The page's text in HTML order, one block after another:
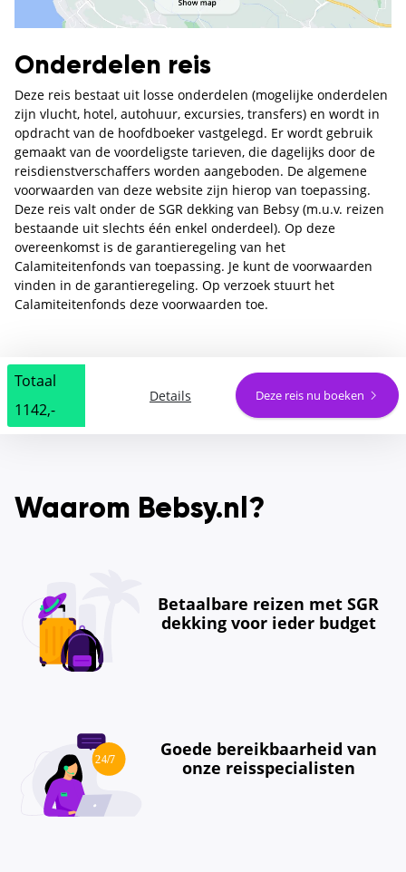
Onderdelen reis
Deze reis bestaat uit losse onderdelen (mogelijke onderdelen
zijn vlucht, hotel, autohuur, excursies, transfers) en wordt in
opdracht van de hoofdboeker vastgelegd. Er wordt gebruik
gemaakt van de voordeligste tarieven, die dagelijks door de
reisdienstverschaffers worden aangeboden. De algemene
voorwaarden van deze website zijn hierop van toepassing.
Deze reis valt onder de SGR dekking van Bebsy (m.u.v. reizen
bestaande uit slechts één enkel onderdeel). Op deze
overeenkomst is de garantieregeling van het
Calamiteitenfonds van toepassing. Je kunt de voorwaarden
vinden in de garantieregeling. Op verzoek stuurt het
Calamiteitenfonds deze voorwaarden toe.
Totaal
1142,-
Details Deze reis nu boeken
Waarom Bebsy.nl?
Betaalbare reizen met SGR
dekking voor ieder budget
Goede bereikbaarheid van
onze reisspecialisten